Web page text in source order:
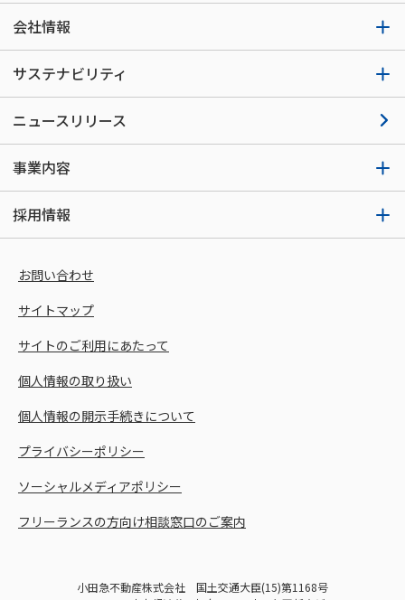
会社情報
サステナビリティ
ニュースリリース
事業内容
採用情報
お問い合わせ
サイトマップ
サイトのご利用にあたって
個人情報の取り扱い
個人情報の開示手続きについて
プライバシーポリシー
ソーシャルメディアポリシー
フリーランスの方向け相談窓口のご案内
小田急不動産株式会社 国土交通大臣(15)第1168号